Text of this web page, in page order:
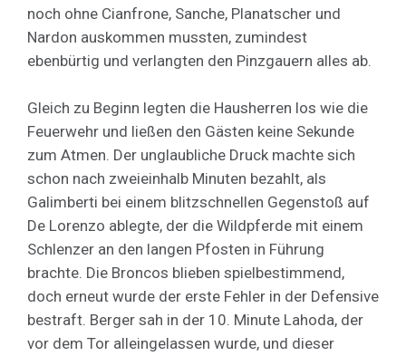
noch ohne Cianfrone, Sanche, Planatscher und
Nardon auskommen mussten, zumindest
ebenbürtig und verlangten den Pinzgauern alles ab.
Gleich zu Beginn legten die Hausherren los wie die
Feuerwehr und ließen den Gästen keine Sekunde
zum Atmen. Der unglaubliche Druck machte sich
schon nach zweieinhalb Minuten bezahlt, als
Galimberti bei einem blitzschnellen Gegenstoß auf
De Lorenzo ablegte, der die Wildpferde mit einem
Schlenzer an den langen Pfosten in Führung
brachte. Die Broncos blieben spielbestimmend,
doch erneut wurde der erste Fehler in der Defensive
bestraft. Berger sah in der 10. Minute Lahoda, der
vor dem Tor alleingelassen wurde, und dieser